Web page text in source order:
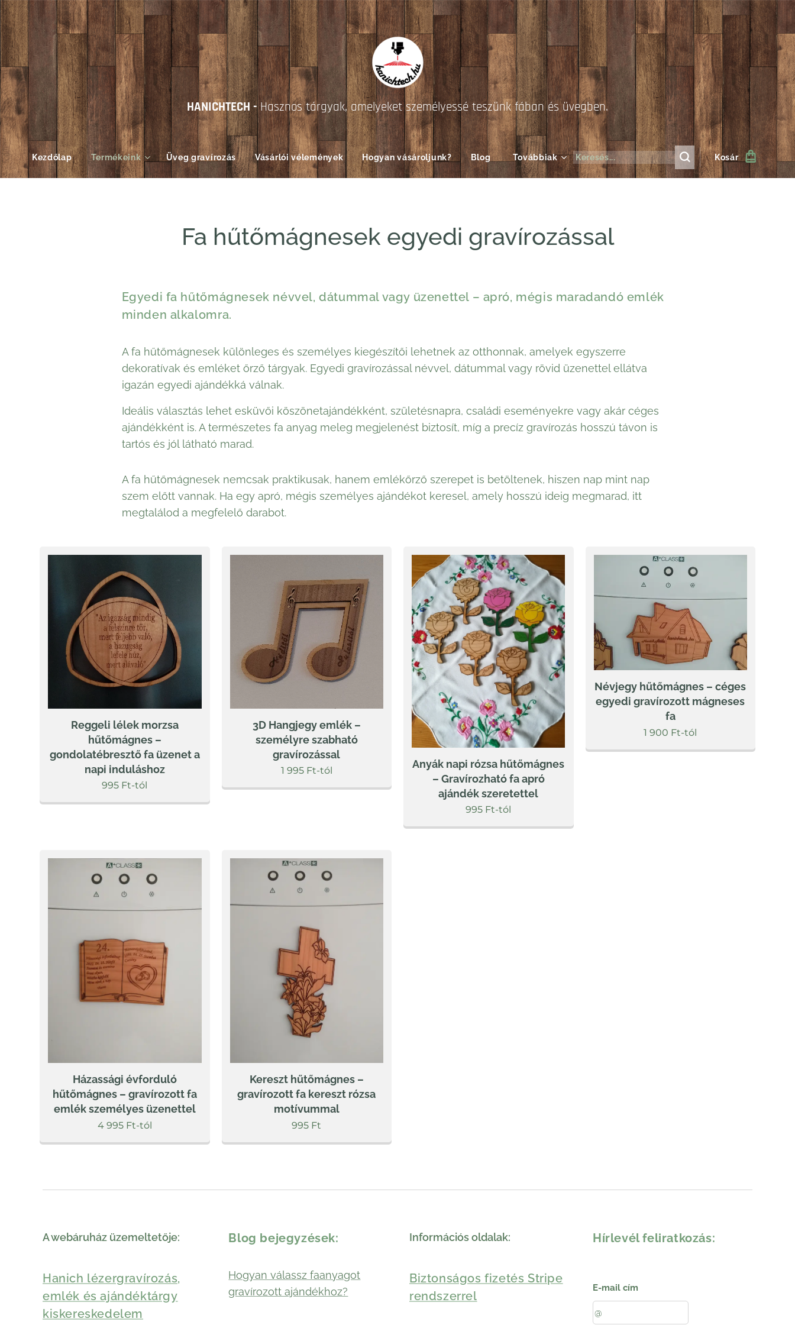
HANICHTECH -Hasznos tárgyak, amelyeket személyessé teszünk fában és üvegben.
Kezdőlap Termékeink Üveg gravírozás Vásárlói vélemények Hogyan vásároljunk? Blog Továbbiak Kosár
Fa hűtőmágnesek egyedi gravírozással
Egyedi fa hűtőmágnesek névvel, dátummal vagy üzenettel – apró, mégis maradandó emlék
minden alkalomra.
A fa hűtőmágnesek különleges és személyes kiegészítői lehetnek az otthonnak, amelyek egyszerre
dekoratívak és emléket őrző tárgyak. Egyedi gravírozással névvel, dátummal vagy rövid üzenettel ellátva
igazán egyedi ajándékká válnak.
Ideális választás lehet esküvői köszönetajándékként, születésnapra, családi eseményekre vagy akár céges
ajándékként is. A természetes fa anyag meleg megjelenést biztosít, míg a precíz gravírozás hosszú távon is
tartós és jól látható marad.
A fa hűtőmágnesek nemcsak praktikusak, hanem emlékőrző szerepet is betöltenek, hiszen nap mint nap
szem előtt vannak. Ha egy apró, mégis személyes ajándékot keresel, amely hosszú ideig megmarad, itt
megtalálod a megfelelő darabot.
Reggeli lélek morzsa
hűtőmágnes –
gondolatébresztő fa üzenet a
napi induláshoz
995 Ft-tól
3D Hangjegy emlék –
személyre szabható
gravírozással
1 995Ft-tól
Anyák napi rózsa hűtőmágnes
– Gravírozható fa apró
ajándék szeretettel
995 Ft-tól
Névjegy hűtőmágnes – céges
egyedi gravírozott mágneses
fa
1 900 Ft-tól
Házassági évforduló
hűtőmágnes – gravírozott fa
emlék személyes üzenettel
4 995Ft-tól
Kereszt hűtőmágnes –
gravírozott fa kereszt rózsa
motívummal
995 Ft
A webáruház üzemeltetője:
Hanich lézergravírozás,
emlék és ajándéktárgy
kiskereskedelem
Blog bejegyzések:
Hogyan válassz faanyagot
gravírozott ajándékhoz?
Információs oldalak:
Biztonságos fizetés Stripe
rendszerrel
Hírlevél feliratkozás:
E-mail cím